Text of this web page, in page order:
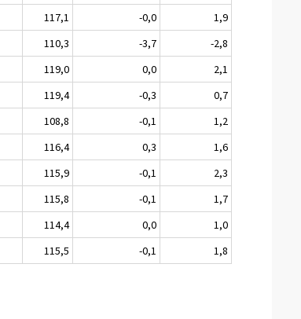
117,1 -0,0
1,9
110,3 -3,7
-2,8
119,0 0,0
2,1
119,4 -0,3
0,7
108,8 -0,1
1,2
116,4 0,3
1,6
115,9 -0,1
2,3
115,8 -0,1
1,7
114,4 0,0
1,0
115,5 -0,1 1,8